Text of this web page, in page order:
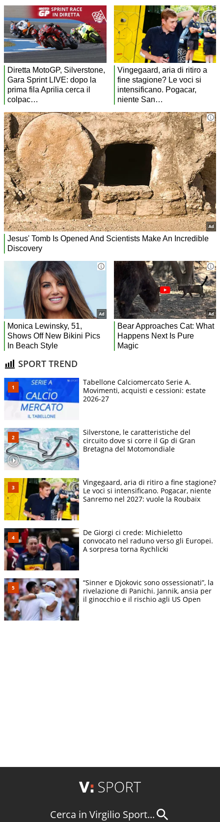
SPORT TREND
Tabellone Calciomercato Serie A.
Movimenti, acquisti e cessioni: estate
2026-27
Silverstone, le caratteristiche del
circuito dove si corre il Gp di Gran
Bretagna del Motomondiale
Vingegaard, aria di ritiro a fine stagione?
Le voci si intensificano. Pogacar, niente
Sanremo nel 2027: vuole la Roubaix
De Giorgi ci crede: Michieletto
convocato nel raduno verso gli Europei.
A sorpresa torna Rychlicki
“Sinner e Djokovic sono ossessionati”, la
rivelazione di Panichi. Jannik, ansia per
il ginocchio e il rischio agli US Open
Cerca in Virgilio Sport...